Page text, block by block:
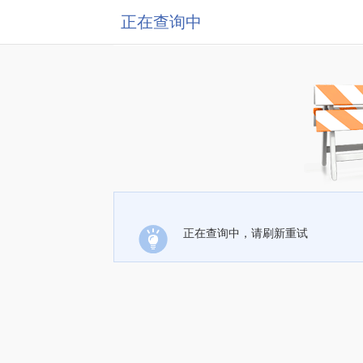
正在查询中
正在查询中，请刷新重试